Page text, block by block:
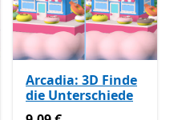
Arcadia: 3D Finde
die Unterschiede